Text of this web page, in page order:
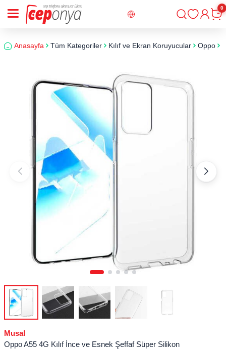
Giriş
0
Anasayfa Tüm Kategoriler Kılıf ve Ekran Koruyucular Oppo
Musal
Oppo A55 4G Kılıf İnce ve Esnek Şeffaf Süper Silikon